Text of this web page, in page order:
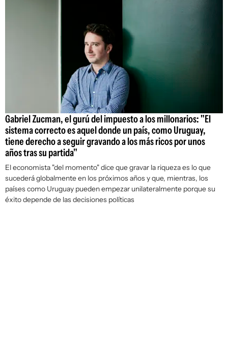
Gabriel Zucman, el gurú del impuesto a los millonarios: "El
sistema correcto es aquel donde un país, como Uruguay,
tiene derecho a seguir gravando a los más ricos por unos
años tras su partida"
El economista "del momento" dice que gravar la riqueza es lo que
sucederá globalmente en los próximos años y que, mientras, los
países como Uruguay pueden empezar unilateralmente porque su
éxito depende de las decisiones políticas